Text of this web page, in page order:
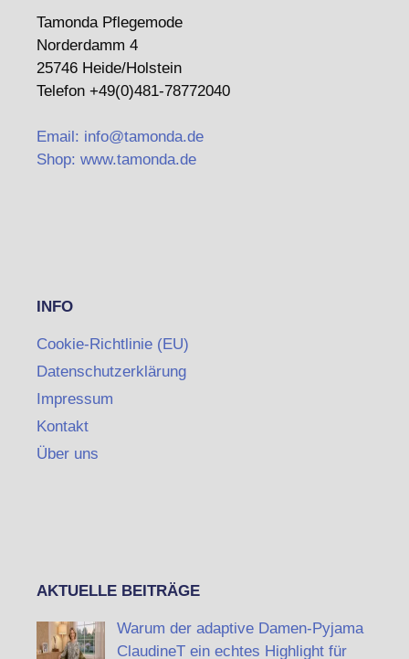
Tamonda Pflegemode
Norderdamm 4
25746 Heide/Holstein
Telefon +49(0)481-78772040
Email: info@tamonda.de
Shop: www.tamonda.de
INFO
Cookie-Richtlinie (EU)
Datenschutzerklärung
Impressum
Kontakt
Über uns
AKTUELLE BEITRÄGE
Warum der adaptive Damen-Pyjama
ClaudineT ein echtes Highlight für